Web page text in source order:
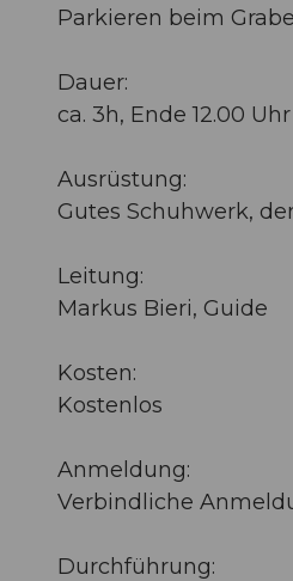
Parkieren beim
Dauer:
ca. 3h, Ende 12.00
Ausrüstung:
Gutes Schuhwerk,
Leitung:
Markus Bieri, Guide
Kosten:
Kostenlos
Anmeldung:
Verbindliche
Durchführung: